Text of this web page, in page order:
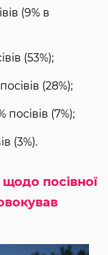
(9% в
(53%);
(28%);
посівів (7%);
(3%).
щодо посівної